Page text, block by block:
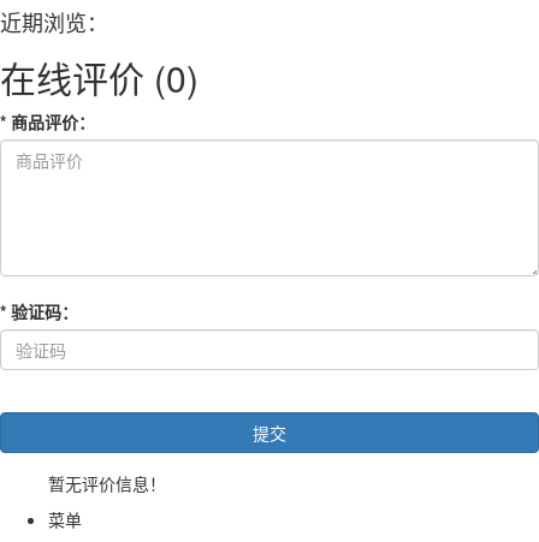
近期浏览：
在线评价 (0)
* 商品评价：
* 验证码：
暂无评价信息！
菜单